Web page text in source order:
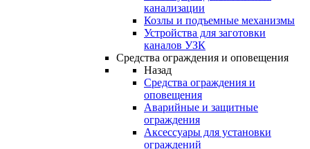
канализации
Козлы и подъемные механизмы
Устройства для заготовки
каналов УЗК
Средства ограждения и оповещения
Назад
Средства ограждения и
оповещения
Аварийные и защитные
ограждения
Аксессуары для установки
ограждений